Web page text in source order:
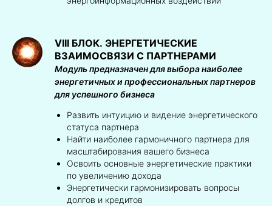
VIII БЛОК. ЭНЕРГЕТИЧЕСКИЕ
ВЗАИМОСВЯЗИ С ПАРТНЕРАМИ
Модуль предназначен для выбора наиболее
энергетичных и профессиональных партнеров
для успешного бизнеса
Развить интуицию и видение энергетического
статуса партнера
Найти наиболее гармоничного партнера для
масштабирования вашего бизнеса
Освоить основные энергетические практики
по увеличению дохода
Энергетически гармонизировать вопросы
долгов и кредитов